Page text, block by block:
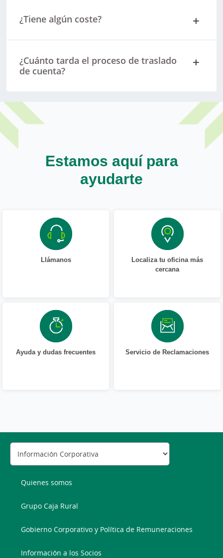
¿Tiene algún coste?
¿Cuánto tarda el proceso de traslado
de cuenta?
Estamos aquí para
ayudarte
Llámanos
Localiza tu oficina más
cercana
Ayuda y dudas frecuentes Servicio de Reclamaciones
Quienes somos
Grupo Caja Rural
Gobierno Corporativo y Política de Remuneraciones
Información a los Socios